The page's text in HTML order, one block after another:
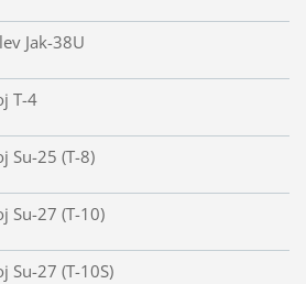
Jak-38U
T-4
Su-25 (T-8)
Su-27 (T-10)
Su-27 (T-10S)